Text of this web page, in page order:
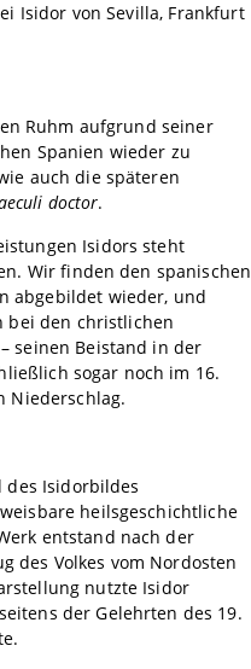
Isidor von Sevilla, Frankfurt
Ruhm aufgrund seiner
Spanien wieder zu
auch die späteren
doctor.
Isidors steht
Wir finden den spanischen
abgebildet wieder, und
bei den christlichen
seinen Beistand in der
sogar noch im 16.
Niederschlag.
des Isidorbildes
heilsgeschichtliche
entstand nach der
des Volkes vom Nordosten
nutzte Isidor
der Gelehrten des 19.